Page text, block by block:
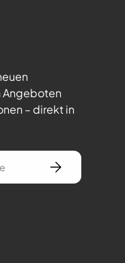
Angeboten
– direkt in
Abonnieren